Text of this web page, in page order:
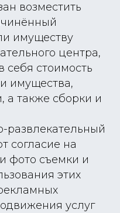
возместить
имуществу
центра,
себя стоимость
имущества,
а также сборки и
развлекательный
согласие на
фото съемки и
этих
услуг